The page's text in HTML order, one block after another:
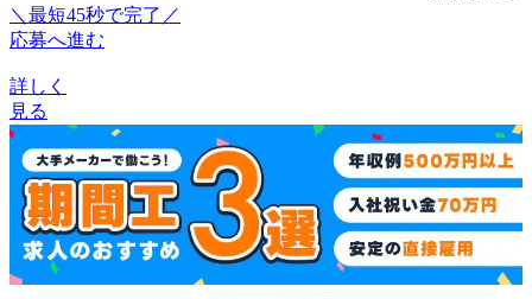
＼最短45秒で完了／
応募へ進む
詳しく
見る